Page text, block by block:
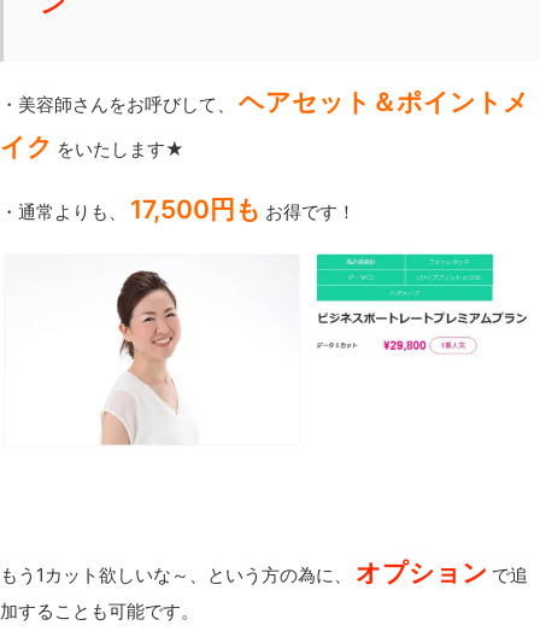
・美容師さんをお呼びして、
ヘアセット＆ポイントメ
イク をいたします★
・通常よりも、 17,500円も お得です！
もう1カット欲しいな～、という方の為に、 オプション で追
加することも可能です。